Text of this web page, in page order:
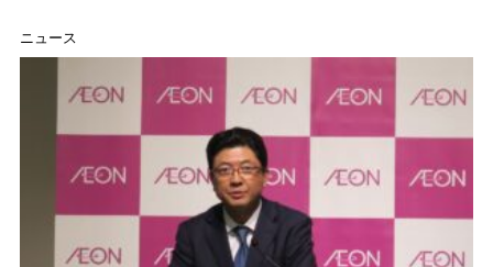
ニュース